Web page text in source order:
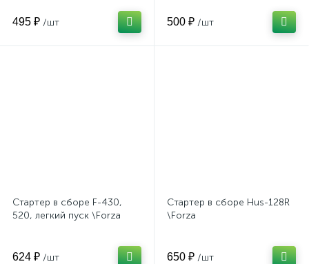
495 ₽ /шт 500 ₽ /шт
Стартер в сборе F-430,
520, легкий пуск \Forza
624 ₽ /шт
Стартер в сборе Hus-128R
\Forza
650 ₽ /шт